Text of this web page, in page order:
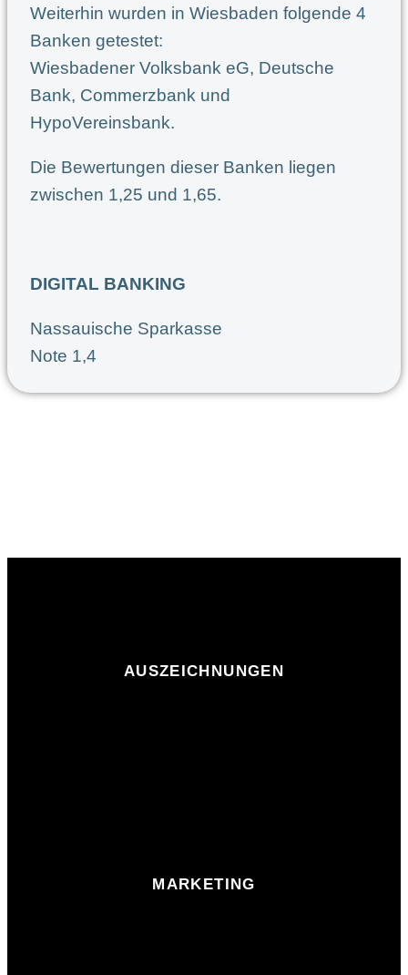
Weiterhin wurden in Wiesbaden folgende 4
Banken getestet:
Wiesbadener Volksbank eG, Deutsche
Bank, Commerzbank und
HypoVereinsbank.
Die Bewertungen dieser Banken liegen
zwischen 1,25 und 1,65.
DIGITAL BANKING
Nassauische Sparkasse
Note 1,4
AUSZEICHNUNGEN
MARKETING